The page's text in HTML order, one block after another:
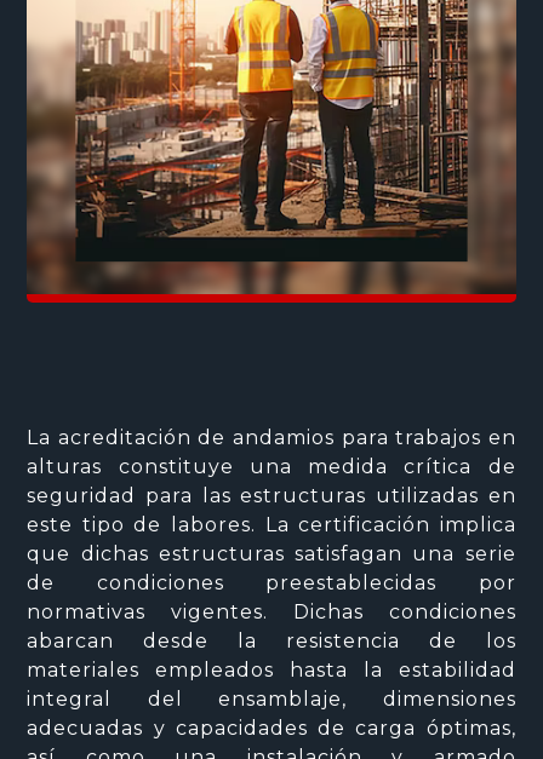
La acreditación de andamios para trabajos en
alturas constituye una medida crítica de
seguridad para las estructuras utilizadas en
este tipo de labores. La certificación implica
que dichas estructuras satisfagan una serie
de condiciones preestablecidas por
normativas vigentes. Dichas condiciones
abarcan desde la resistencia de los
materiales empleados hasta la estabilidad
integral del ensamblaje, dimensiones
adecuadas y capacidades de carga óptimas,